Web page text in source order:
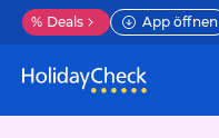
% Deals App öffnen